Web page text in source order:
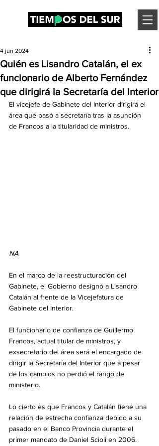
Quién es Lisandro Catalán, el ex
funcionario de Alberto Fernández
que dirigirá la Secretaría del Interior
4 jun 2024
El vicejefe de Gabinete del Interior dirigirá el
área que pasó a secretaría tras la asunción
de Francos a la titularidad de ministros.
NA
En el marco de la reestructuración del
Gabinete, el Gobierno designó a Lisandro
Catalán al frente de la Vicejefatura de
Gabinete del Interior.
El funcionario de confianza de Guillermo
Francos, actual titular de ministros, y
exsecretario del área será el encargado de
dirigir la Secretaría del Interior que a pesar
de los cambios no perdió el rango de
ministerio.
Lo cierto es que Francos y Catalán tiene una
relación de estrecha confianza debido a su
pasado en el Banco Provincia durante el
primer mandato de Daniel Scioli en 2006.